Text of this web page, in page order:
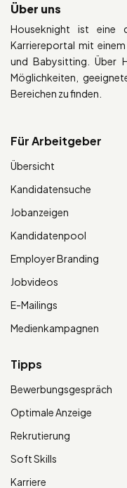
Über uns
Houseknight ist eine
Karriereportal mit
und Babysitting. Über
Möglichkeiten,
Bereichen zu finden.
Für Arbeitgeber
Übersicht
Kandidatensuche
Jobanzeigen
Kandidatenpool
Employer Branding
Jobvideos
E-Mailings
Medienkampagnen
Tipps
Bewerbungsgespräch
Optimale Anzeige
Rekrutierung
Soft Skills
Karriere